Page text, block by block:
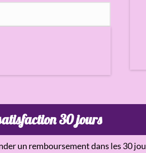
30 jours
un remboursement dans les 30